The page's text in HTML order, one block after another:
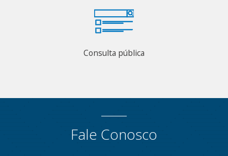
Consulta pública
Fale Conosco